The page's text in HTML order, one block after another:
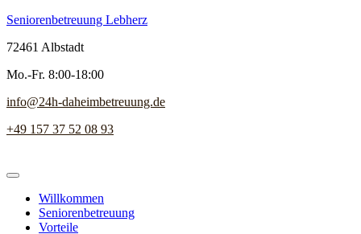
Seniorenbetreuung Lebherz
72461 Albstadt
Mo.-Fr. 8:00-18:00
info@24h-daheimbetreuung.de
+49 157 37 52 08 93
Willkommen
Seniorenbetreuung
Vorteile